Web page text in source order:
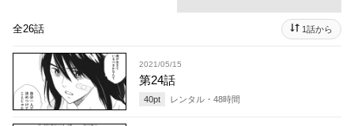
全26話 1話から
2021/05/15
第24話
40pt レンタル・ 48時間